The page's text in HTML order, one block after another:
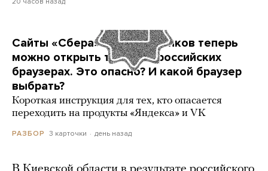
Сайты «Сбера» и других банков теперь
можно открыть только в российских
браузерах. Это опасно? И какой браузер
выбрать?
Короткая инструкция для тех, кто опасается
переходить на продукты «Яндекса» и VK
РАЗБОР 3 карточки день назад